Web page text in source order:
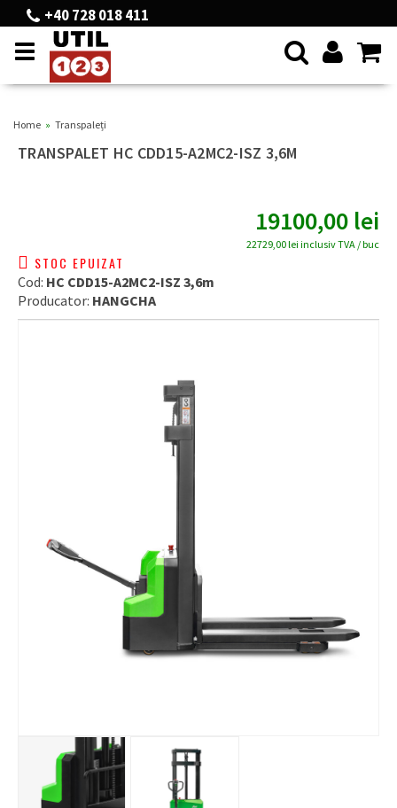
+40 728 018 411
Toggle
navigation
Home Transpaleți
TRANSPALET HC CDD15-A2MC2-ISZ 3,6M
19100,00 lei
22729,00 lei inclusiv TVA / buc
STOC EPUIZAT
Cod: HC CDD15-A2MC2-ISZ 3,6m
Producator: HANGCHA